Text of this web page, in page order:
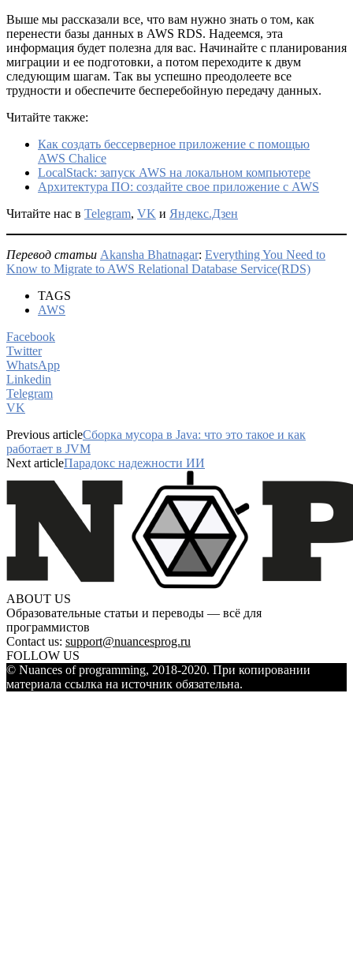
Выше мы рассказали все, что вам нужно знать о том, как
перенести базы данных в AWS RDS. Надеемся, эта
информация будет полезна для вас. Начинайте с планирования
миграции и ее подготовки, а потом переходите к двум
следующим шагам. Так вы успешно преодолеете все
трудности и обеспечите бесперебойную передачу данных.
Читайте также:
Как создать бессерверное приложение с помощью
AWS Chalice
LocalStack: запуск AWS на локальном компьютере
Архитектура ПО: создайте свое приложение с AWS
Читайте нас в Telegram, VK и Яндекс.Дзен
Перевод статьи Akansha Bhatnagar: Everything You Need to
Know to Migrate to AWS Relational Database Service(RDS)
TAGS
AWS
Facebook
Twitter
WhatsApp
Linkedin
Telegram
VK
Previous articleСборка мусора в Java: что это такое и как
работает в JVM
Next articleПарадокс надежности ИИ
ABOUT US
Образовательные статьи и переводы — всё для
программистов
Contact us: support@nuancesprog.ru
FOLLOW US
© Nuances of programming, 2018-2020. При копировании
материала ссылка на источник обязательна.